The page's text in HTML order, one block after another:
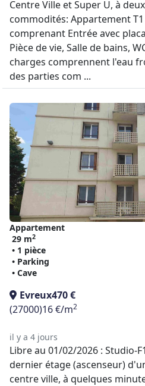
Centre Ville et Super U, à
commodités: Appartement
comprenant Entrée avec
Pièce de vie, Salle de bains,
charges comprennent l'eau
des parties com ...
Appartement
29 m2
• 1 pièce
• Parking
• Cave
Evreux470 €
(27000)16 €/m2
il y a 4 jours
Libre au 01/02/2026 : Studio-
dernier étage (ascenseur)
centre ville, à quelques